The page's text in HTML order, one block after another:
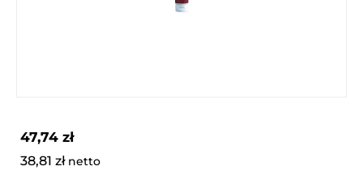
47,74 zł
38,81 zł netto